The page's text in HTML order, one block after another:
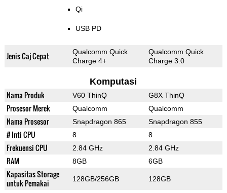
Qi
USB PD
Jenis Caj Cepat
Qualcomm Quick
Charge 4+
Qualcomm Quick
Charge 3.0
Komputasi
Nama Produk V60 ThinQ G8X ThinQ
Prosesor Merek Qualcomm Qualcomm
Nama Prosesor Snapdragon 865 Snapdragon 855
# Inti CPU 8 8
Frekuensi CPU 2.84 GHz 2.84 GHz
RAM 8GB 6GB
Kapasitas Storage
untuk Pemakai
128GB/256GB 128GB